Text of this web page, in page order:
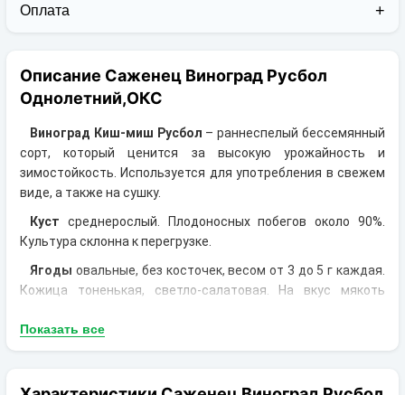
курьерскими службами:
транспортировки вплоть до 14 дней (с учётом
хранения на складе).
Оплата
На карту приват банка перед отправкой;
По выставленному счёту (реквизитам
юридического лица);
Описание Саженец Виноград Русбол
Однолетний,ОКС
Виноград Киш-миш Русбол – раннеспелый бессемянный
сорт, который ценится за высокую урожайность и
зимостойкость. Используется для употребления в свежем
виде, а также на сушку.
Куст среднерослый. Плодоносных побегов около 90%.
Культура склонна к перегрузке.
Ягоды овальные, без косточек, весом от 3 до 5 г каждая.
Кожица тоненькая, светло-салатовая. На вкус мякоть
конической формы массой от 600 до 1000 г.
Устойчивостьк различным заболеваниям отличная.
Показать все